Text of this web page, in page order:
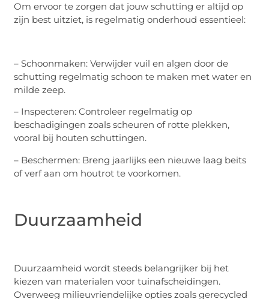
Om ervoor te zorgen dat jouw schutting er altijd op
zijn best uitziet, is regelmatig onderhoud essentieel:
– Schoonmaken: Verwijder vuil en algen door de
schutting regelmatig schoon te maken met water en
milde zeep.
– Inspecteren: Controleer regelmatig op
beschadigingen zoals scheuren of rotte plekken,
vooral bij houten schuttingen.
– Beschermen: Breng jaarlijks een nieuwe laag beits
of verf aan om houtrot te voorkomen.
Duurzaamheid
Duurzaamheid wordt steeds belangrijker bij het
kiezen van materialen voor tuinafscheidingen.
Overweeg milieuvriendelijke opties zoals gerecycled